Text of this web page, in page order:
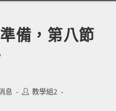
備，第八節
息
Post教學組2